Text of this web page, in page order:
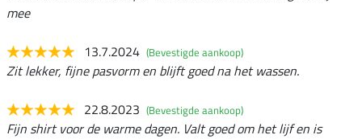
mee
13.7.2024 (Bevestigde aankoop)
Zit lekker, fijne pasvorm en blijft goed na het wassen.
22.8.2023 (Bevestigde aankoop)
Fijn shirt voor de warme dagen. Valt goed om het lijf en is